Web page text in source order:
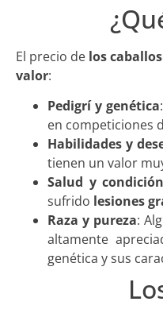
El precio de los
valor:
Pedigrí y genética
en competiciones
Habilidades y
tienen un valor
Salud y
sufrido lesiones
Raza y pureza:
altamente
genética y sus